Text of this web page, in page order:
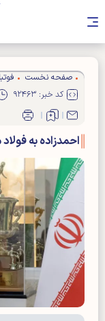
صفحه نخست
کد خبر: ۹۲۴۶۳
احمدزاده به